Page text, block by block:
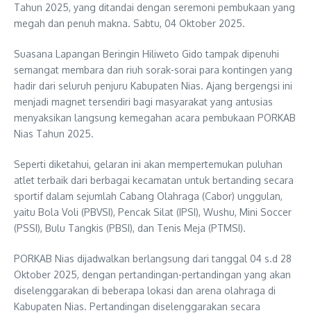
Tahun 2025, yang ditandai dengan seremoni pembukaan yang
megah dan penuh makna. Sabtu, 04 Oktober 2025.
Suasana Lapangan Beringin Hiliweto Gido tampak dipenuhi
semangat membara dan riuh sorak-sorai para kontingen yang
hadir dari seluruh penjuru Kabupaten Nias. Ajang bergengsi ini
menjadi magnet tersendiri bagi masyarakat yang antusias
menyaksikan langsung kemegahan acara pembukaan PORKAB
Nias Tahun 2025.
Seperti diketahui, gelaran ini akan mempertemukan puluhan
atlet terbaik dari berbagai kecamatan untuk bertanding secara
sportif dalam sejumlah Cabang Olahraga (Cabor) unggulan,
yaitu Bola Voli (PBVSI), Pencak Silat (IPSI), Wushu, Mini Soccer
(PSSI), Bulu Tangkis (PBSI), dan Tenis Meja (PTMSI).
PORKAB Nias dijadwalkan berlangsung dari tanggal 04 s.d 28
Oktober 2025, dengan pertandingan-pertandingan yang akan
diselenggarakan di beberapa lokasi dan arena olahraga di
Kabupaten Nias. Pertandingan diselenggarakan secara